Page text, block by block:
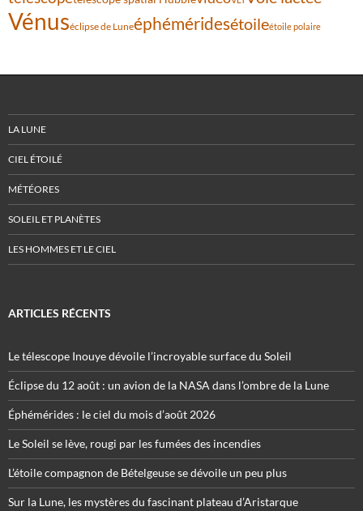
Vénuséclipse de Luneéphéméridesétoileétoile polaire
LA LUNE
CIEL ÉTOILÉ
MÉTÉORES
SOLEIL ET PLANÈTES
LES HOMMES ET LE CIEL
ARTICLES RÉCENTS
Le télescope Inouye dévoile l’incroyable surface du Soleil
Éclipse du 12 août : un avion de la NASA dans l’ombre de la Lune
Éphémérides : le ciel du mois d’août 2026
Le Soleil se lève, rougi par les fumées des incendies
L’étoile compagnon de Bételgeuse se dévoile un peu plus
Sur la Lune, les mystères du fascinant plateau d’Aristarque